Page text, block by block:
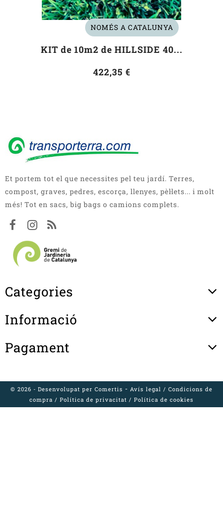
NOMÉS A CATALUNYA
KIT de 10m2 de HILLSIDE 40...
422,35 €
Et portem tot el que necessites pel teu jardí. Terres,
compost, graves, pedres, escorça, llenyes, pèl·lets... i molt
més! Tot en sacs, big bags o camions complets.
Categories
Informació
Pagament
© 2026 - Desenvolupat per Comertis - Avís legal / Condicions de
compra / Política de privacitat / Política de cookies